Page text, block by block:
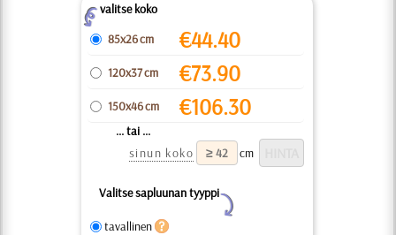
Zvalitse koko
85x26 cm
€44.40
120x37 cm €73.90
150x46 cm €106.30
... tai ...
sinun koko
cm
Valitse sapluunan tyyppi
Y
tavallinen